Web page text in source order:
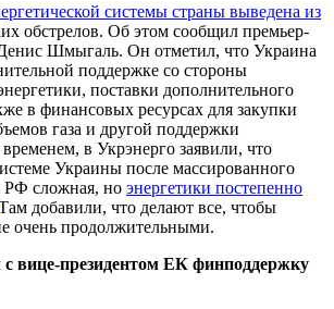
системы страны выведена из
обстрелов. Об этом сообщил премьер-
Шмыгаль. Он отметил, что Украина
поддержке со стороны
поставки дополнительного
в финансовых ресурсах для закупки
газа и другой поддержки
в Укрэнерго заявили, что
Украины после массированного
РФ сложная, но энергетики постепенно
добавили, что делают все, чтобы
очень продолжительными.
с вице-президентом ЕК финподдержку